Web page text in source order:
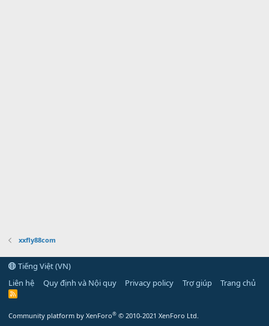
xxfly88com
Tiếng Việt (VN)
Liên hệ
Quy định và Nội quy Privacy policy Trợ giúp Trang chủ
R
Community platform by XenForo® © 2010-2021 XenForo Ltd.